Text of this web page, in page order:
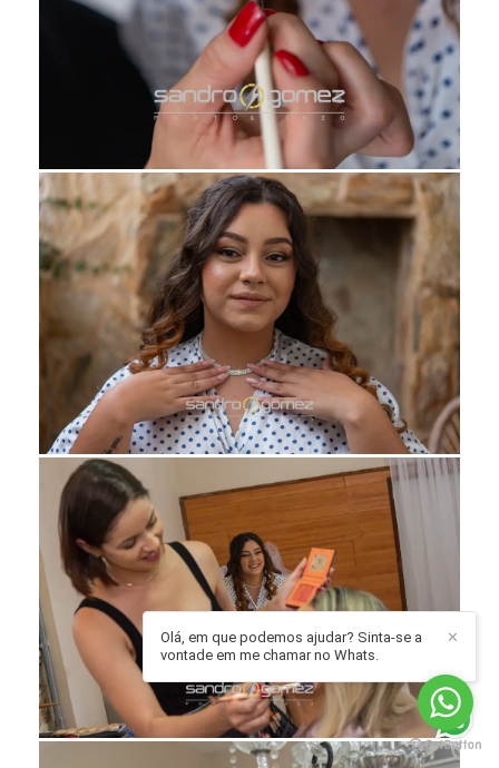
✕
Olá, em que podemos ajudar? Sinta-se a
vontade em me chamar no Whats.